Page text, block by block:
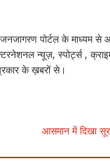
पोर्टल के माध्यम
न्यूज़, स्पोर्ट्स , क्राइम,
के ख़बरों से।
आसमान में दिखा